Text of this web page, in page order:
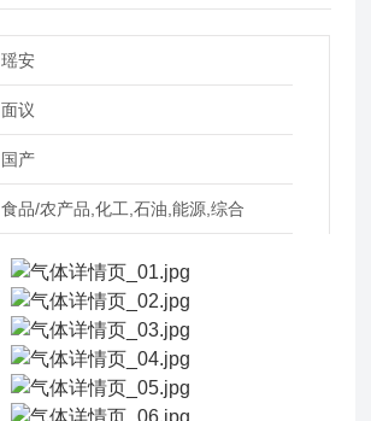
瑶安
面议
国产
食品/农产品,化工,石油,能源,综合